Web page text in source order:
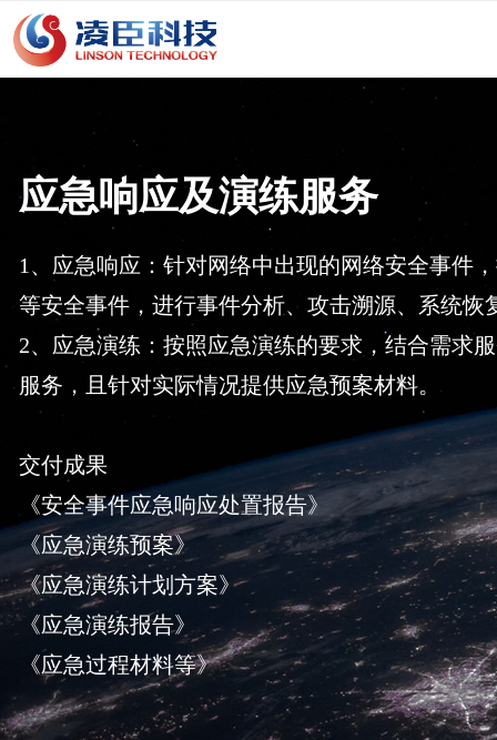
应急响应及演练服务
1、应急响应：针对网络中出现的网络安全事件
等安全事件，进行事件分析、攻击溯源、系统恢
2、应急演练：按照应急演练的要求，结合需求
服务，且针对实际情况提供应急预案材料。
交付成果
《安全事件应急响应处置报告》
《应急演练预案》
《应急演练计划方案》
《应急演练报告》
《应急过程材料等》